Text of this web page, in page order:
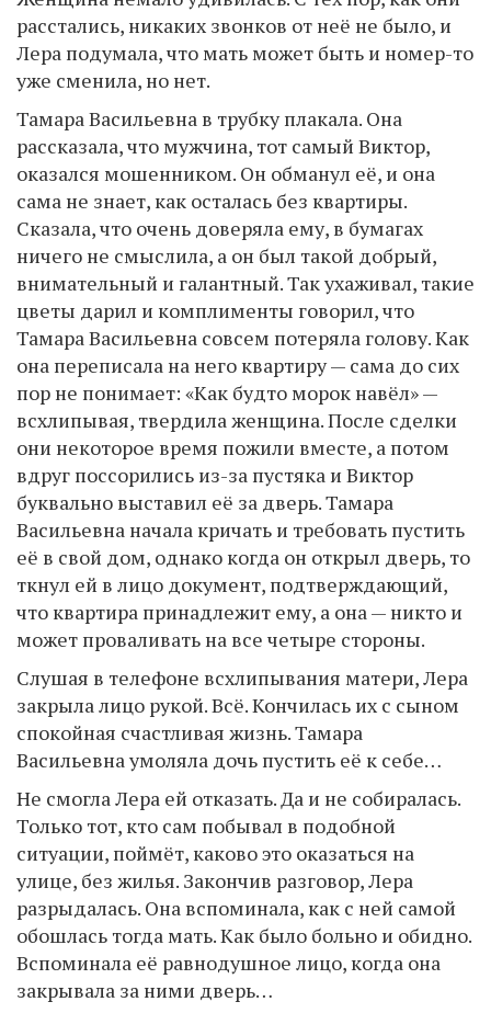
расстались, никаких звонков от неё не было, и
Лера подумала, что мать может быть и номер-то
уже сменила, но нет.
Тамара Васильевна в трубку плакала. Она
рассказала, что мужчина, тот самый Виктор,
оказался мошенником. Он обманул её, и она
сама не знает, как осталась без квартиры.
Сказала, что очень доверяла ему, в бумагах
ничего не смыслила, а он был такой добрый,
внимательный и галантный. Так ухаживал, такие
цветы дарил и комплименты говорил, что
Тамара Васильевна совсем потеряла голову. Как
она переписала на него квартиру — сама до сих
пор не понимает: «Как будто морок навёл» —
всхлипывая, твердила женщина. После сделки
они некоторое время пожили вместе, а потом
вдруг поссорились из-за пустяка и Виктор
буквально выставил её за дверь. Тамара
Васильевна начала кричать и требовать пустить
её в свой дом, однако когда он открыл дверь, то
ткнул ей в лицо документ, подтверждающий,
что квартира принадлежит ему, а она — никто и
может проваливать на все четыре стороны.
Слушая в телефоне всхлипывания матери, Лера
закрыла лицо рукой. Всё. Кончилась их с сыном
спокойная счастливая жизнь. Тамара
Васильевна умоляла дочь пустить её к себе…
Не смогла Лера ей отказать. Да и не собиралась.
Только тот, кто сам побывал в подобной
ситуации, поймёт, каково это оказаться на
улице, без жилья. Закончив разговор, Лера
разрыдалась. Она вспоминала, как с ней самой
обошлась тогда мать. Как было больно и обидно.
Вспоминала её равнодушное лицо, когда она
закрывала за ними дверь…